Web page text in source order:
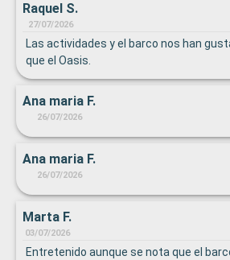
Raquel S.
27/07/2026
Las actividades y el barco nos han
que el Oasis.
Ana maria F.
26/07/2026
Ana maria F.
26/07/2026
Marta F.
03/07/2026
Entretenido aunque se nota que el